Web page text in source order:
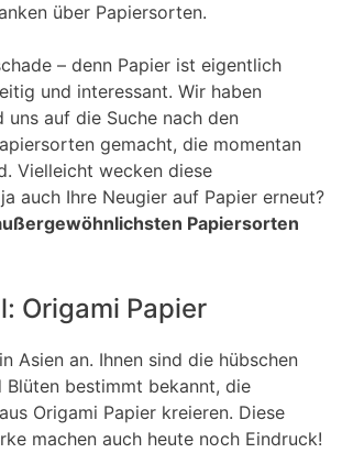
über Papiersorten.
– denn Papier ist eigentlich
und interessant. Wir haben
uns auf die Suche nach den
gemacht, die momentan
Vielleicht wecken diese
auch Ihre Neugier auf Papier erneut?
Papiersorten
Origami Papier
Asien an. Ihnen sind die hübschen
Blüten bestimmt bekannt, die
Origami Papier kreieren. Diese
machen auch heute noch Eindruck!